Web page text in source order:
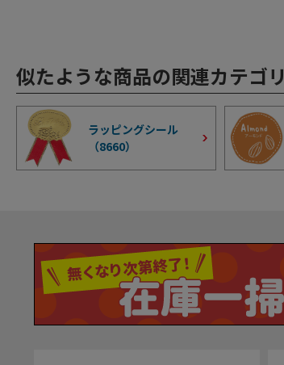
似たような商品の関連カテゴリ
ラッピングシール
（8660）